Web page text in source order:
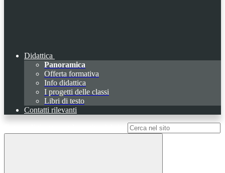
Didattica
Panoramica
Offerta formativa
Info didattica
I progetti delle classi
Libri di testo
Contatti rilevanti